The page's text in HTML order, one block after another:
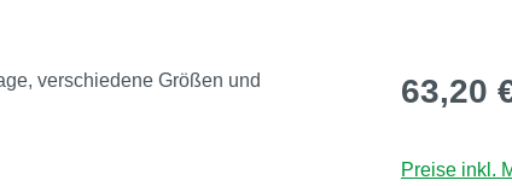
Regulärer
63,20
Preise inkl.